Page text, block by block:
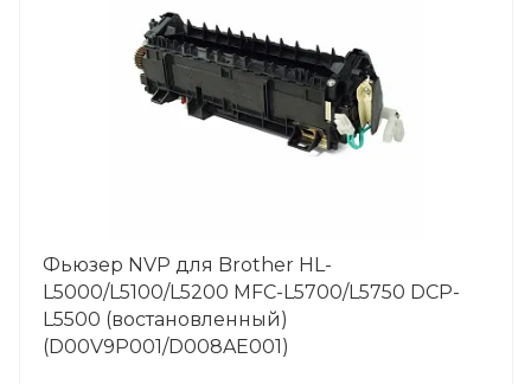
Фьюзер NVP для Brother HL-
L5000/L5100/L5200 MFC-L5700/L5750 DCP-
L5500 (востановленный)
(D00V9P001/D008AE001)